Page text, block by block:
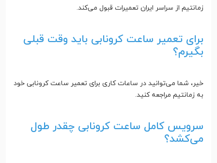
زمانتیم از سراسر ایران تعمیرات قبول می‌کند.
برای تعمیر ساعت کرونابی باید وقت قبلی
بگیرم؟
خیر، شما می‌توانید در ساعات کاری برای تعمیر ساعت کرونابی خود
به زمانتیم مراجعه کنید.
سرویس کامل ساعت کرونابی چقدر طول
می‌کشد؟